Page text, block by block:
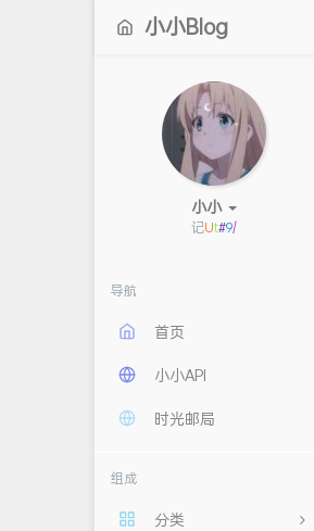
小小Blog
小小
记录美好\
导航
首页
小小API
时光邮局
组成
分类